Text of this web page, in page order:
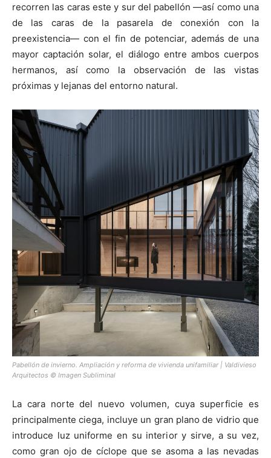
recorren las caras este y sur del pabellón —así como una
de las caras de la pasarela de conexión con la
preexistencia— con el fin de potenciar, además de una
mayor captación solar, el diálogo entre ambos cuerpos
hermanos, así como la observación de las vistas
próximas y lejanas del entorno natural.
Pabellón de invierno. Ampliación y reforma de vivienda unifamiliar | Valdivieso
Arquitectos © Imagen Subliminal
La cara norte del nuevo volumen, cuya superficie es
principalmente ciega, incluye un gran plano de vidrio que
introduce luz uniforme en su interior y sirve, a su vez,
como gran ojo de cíclope que se asoma a las nevadas